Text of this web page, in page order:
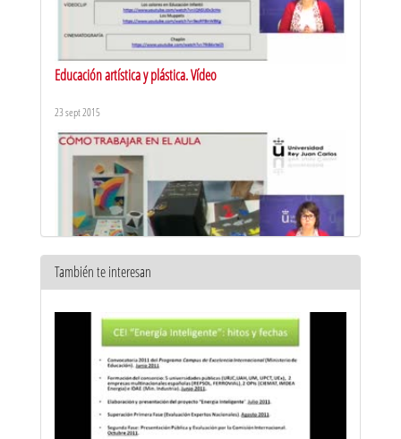
Educación artística y plástica. Vídeo
23 sept 2015
También te interesan